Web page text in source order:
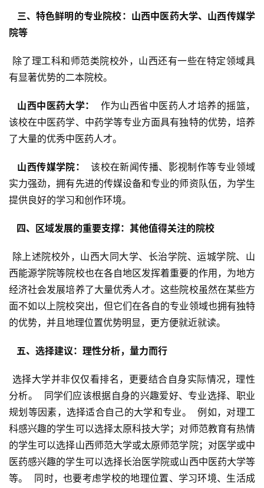
  三、特色鲜明的专业院校：山西中医药大学、山西传媒学
院等
有显著优势的二本院校。
  山西中医药大学：
作为山西省中医药人才培养的摇篮，
该校在中医药学、中药学等专业方面具有独特的优势，培养
了大量的优秀中医药人才。
  山西传媒学院：
该校在新闻传播、影视制作等专业领域
实力强劲，拥有先进的传媒设备和专业的师资队伍，为学生
提供良好的学习和创作环境。
  四、区域发展的重要支撑：其他值得关注的院校
西能源学院等院校也在各自地区发挥着重要的作用，为地方
经济社会发展培养了大量优秀人才。这些院校虽然在某些方
面不如以上院校突出，但它们在各自的专业领域也拥有独特
的优势，并且地理位置优势明显，更方便就近就读。
  五、选择建议：理性分析，量力而行
分析。  同学们应该根据自身的兴趣爱好、专业选择、职业
规划等因素，选择适合自己的大学和专业。  例如，对理工
科感兴趣的学生可以选择太原科技大学；对师范教育有热情
的学生可以选择山西师范大学或太原师范学院；对医学或中
医药感兴趣的学生可以选择长治医学院或山西中医药大学等
等。  同时，也要考虑学校的地理位置、学习环境、生活成